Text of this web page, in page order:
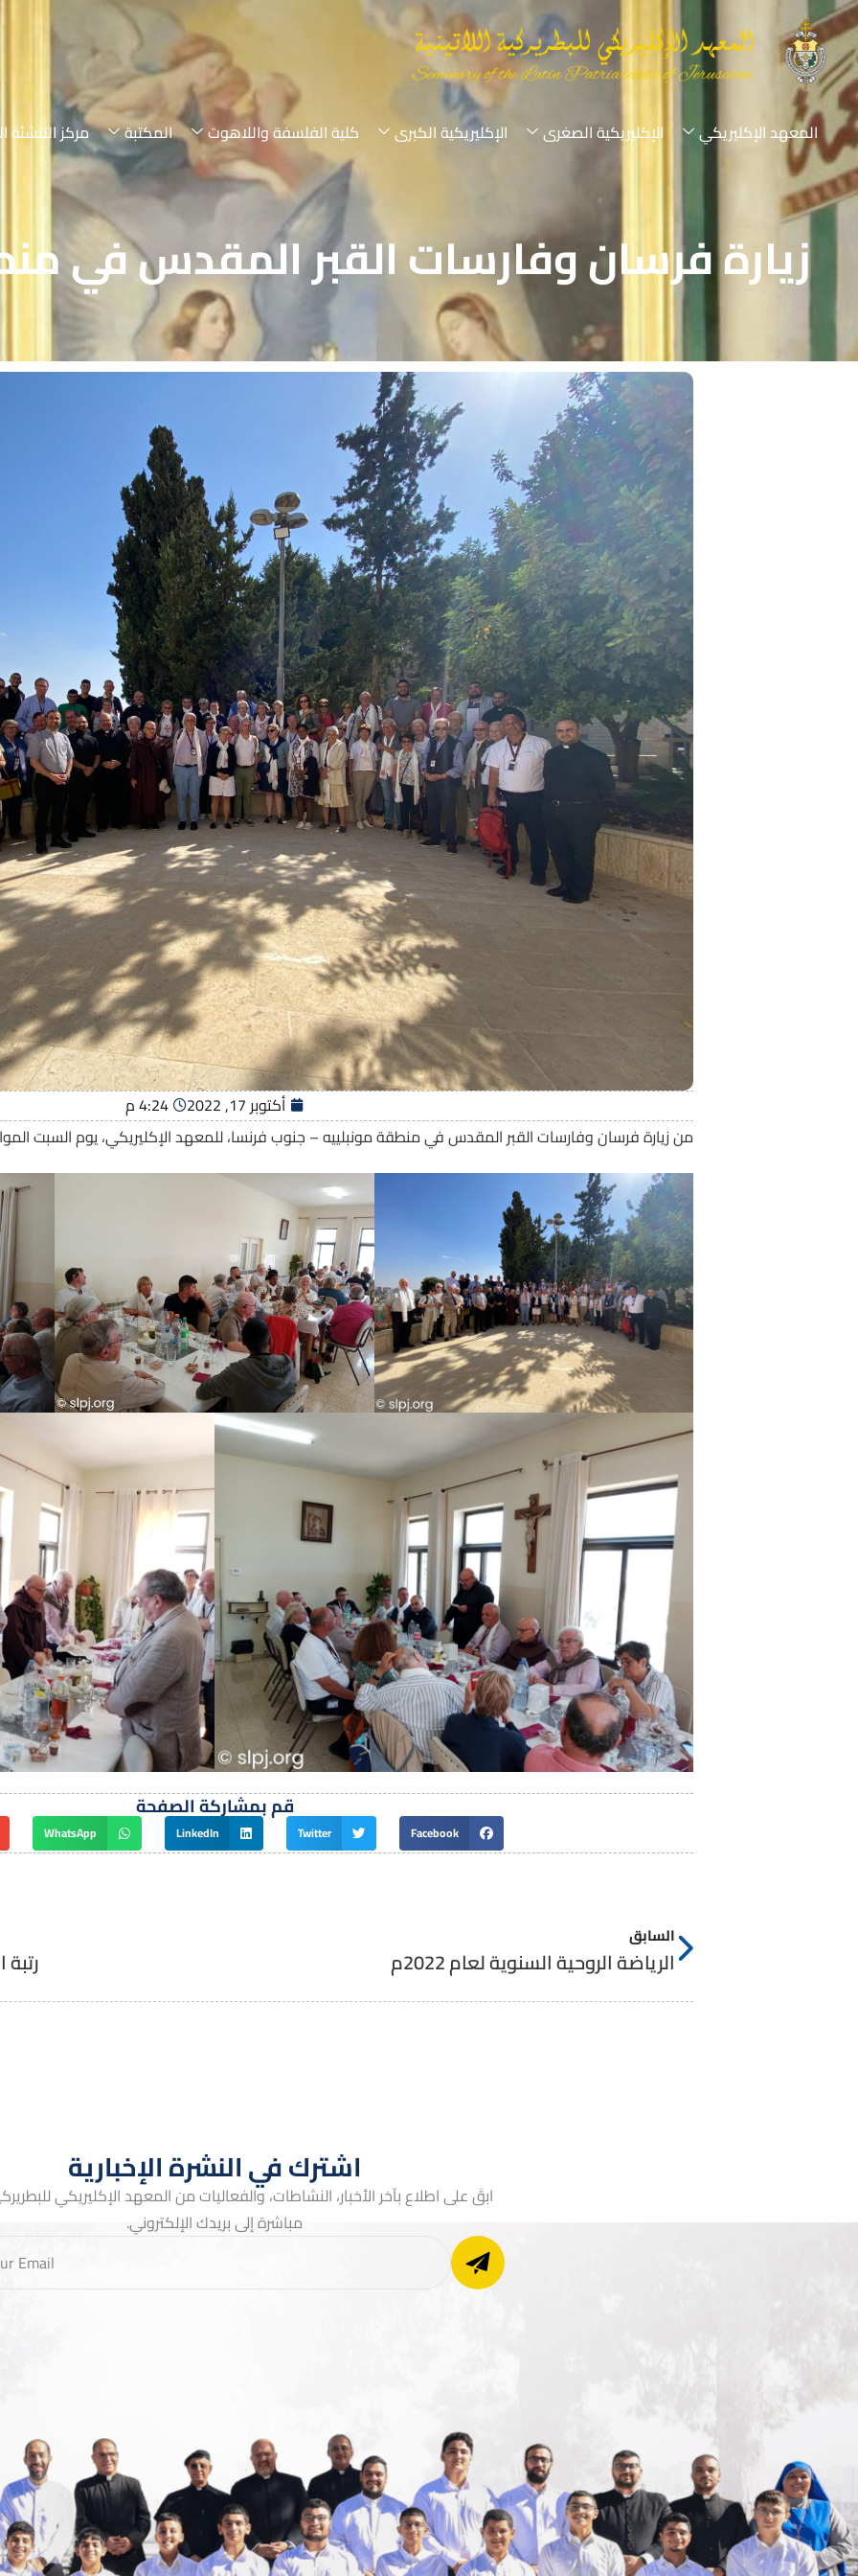
المعهد الإكليريكي الإكليريكية الصغرى الإكليريكية الكبرى كلية الفلسفة واللاهوت المكتبة مركز التنشئة
زيارة فرسان وفارسات القبر المقدس في
أكتوبر 17, 2022
4:24 م
من زيارة فرسان وفارسات القبر المقدس في منطقة مونبلييه – جنوب فرنسا، للمعهد الإكليريكي، يوم السبت الموافق 15/
قم بمشاركة الصفحة
Facebook
Twitter
LinkedIn
WhatsApp
السابق
الرياضة الروحية السنوية لعام 2022م
اشترك في النشرة الإخبارية
ابقَ على اطلاع بآخر الأخبار، النشاطات، والفعاليات من المعهد الإكليريكي
مباشرة إلى بريدك الإلكتروني.